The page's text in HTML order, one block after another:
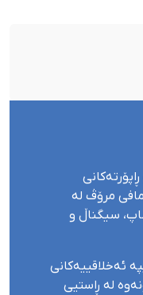
مافی مرۆڤ لە
سیگناڵ و
ئەخلاقییەکانی
لە ڕاستیی